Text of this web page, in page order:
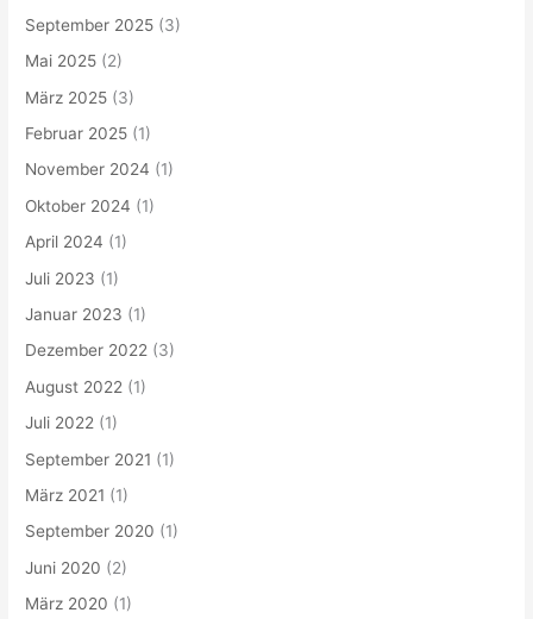
September 2025 (3)
Mai 2025 (2)
März 2025 (3)
Februar 2025 (1)
November 2024 (1)
Oktober 2024 (1)
April 2024 (1)
Juli 2023 (1)
Januar 2023 (1)
Dezember 2022 (3)
August 2022 (1)
Juli 2022 (1)
September 2021 (1)
März 2021 (1)
September 2020 (1)
Juni 2020 (2)
März 2020 (1)